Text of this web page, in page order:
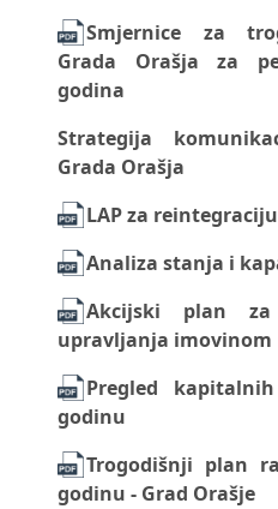
Smjernice za
Grada Orašja za
godina
Strategija
Grada Orašja
LAP za
Analiza stanja i
Akcijski plan za
upravljanja imovinom
Pregled
godinu
Trogodišnji plan
godinu - Grad Orašje